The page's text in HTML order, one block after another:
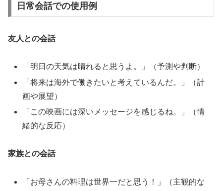
日常会話での使用例
友人との会話
「明日の天気は晴れると思うよ。」（予測や判断）
「将来は海外で働きたいと考えているんだ。」（計
画や展望）
「この映画には深いメッセージを感じるね。」（情
緒的な反応）
家族との会話
「お母さんの料理は世界一だと思う！」（主観的な